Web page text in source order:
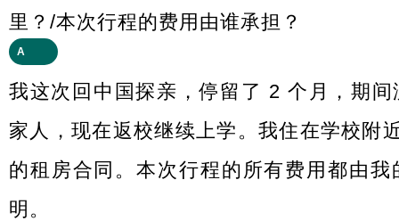
里？/本次行程的费用由谁承担？
A
我这次回中国探亲，停留了 2 个月，期
家人，现在返校继续上学。我住在学校附
的租房合同。本次行程的所有费用都由
明。